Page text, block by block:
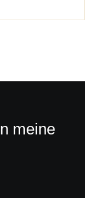
meine